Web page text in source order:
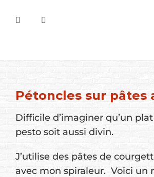
Pétoncles sur pâtes
Difficile d’imaginer qu’un
pesto soit aussi divin.
J’utilise des pâtes de
avec mon spiraleur. Voici un